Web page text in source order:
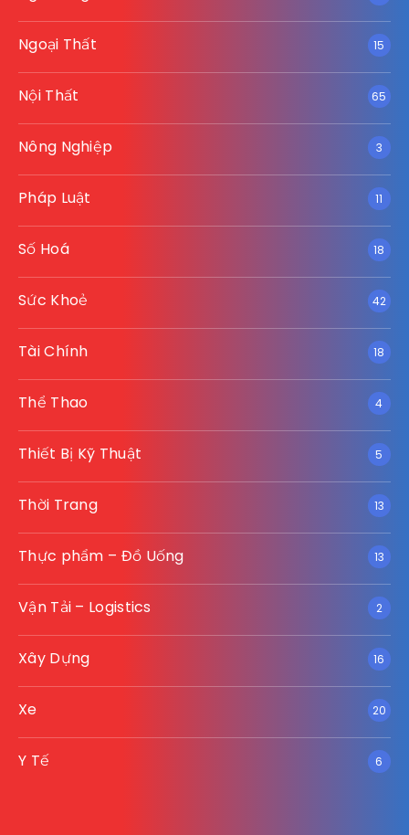
Ngoại Thất 15
Nội Thất 65
Nông Nghiệp 3
Pháp Luật 11
Số Hoá 18
Sức Khoẻ 42
Tài Chính 18
Thể Thao 4
Thiết Bị Kỹ Thuật 5
Thời Trang 13
Thực phẩm – Đồ Uống 13
Vận Tải – Logistics 2
Xây Dựng 16
Xe 20
Y Tế 6